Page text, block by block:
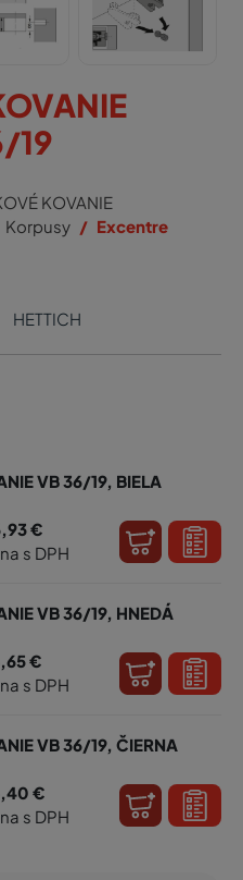
19
KOVANIE
Korpusy Excentre
HETTICH
VB 36/19, BIELA
€
s DPH
VB 36/19, HNEDÁ
€
s DPH
VB 36/19, ČIERNA
€
s DPH